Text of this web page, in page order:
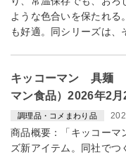
ような色合いを保たれる
も好適。同シリーズは
キッコーマン 具麺
マン食品）2026年2
調理品・コメまわり品
商品概要：「キッコー
ズ新アイテム。同社でつ